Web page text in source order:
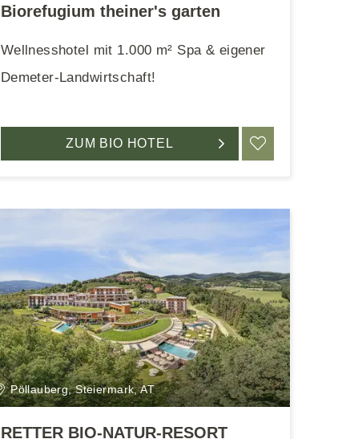
Biorefugium theiner's garten
Wellnesshotel mit 1.000 m² Spa & eigener
Demeter-Landwirtschaft!
ZUM BIO HOTEL
Pöllauberg, Steiermark, AT
RETTER BIO-NATUR-RESORT